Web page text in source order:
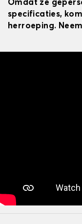
Omdat ze
specificaties,
herroeping.